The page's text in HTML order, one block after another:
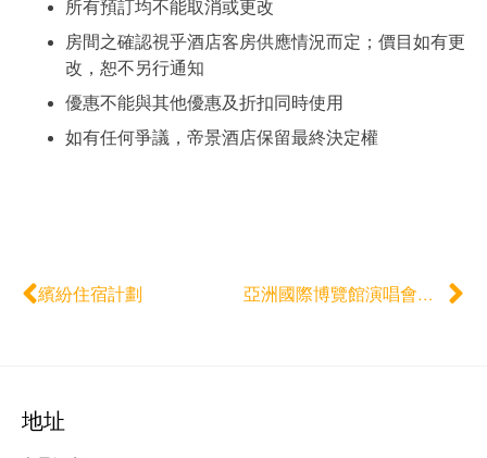
所有預訂均不能取消或更改
房間之確認視乎酒店客房供應情況而定；價目如有更
改，恕不另行通知
優惠不能與其他優惠及折扣同時使用
如有任何爭議，帝景酒店保留最終決定權
繽紛住宿計劃 亞洲國際博覽館演唱會及盛事住宿計劃
地址